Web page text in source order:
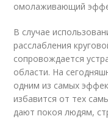
омолаживающий
В случае
расслабления
сопровождается
области. На
одним из самых
избавится от тех
дают покоя людям,